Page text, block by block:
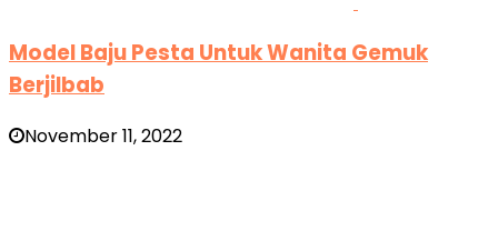
Model Baju Pesta Untuk Wanita Gemuk
Berjilbab
November 11, 2022